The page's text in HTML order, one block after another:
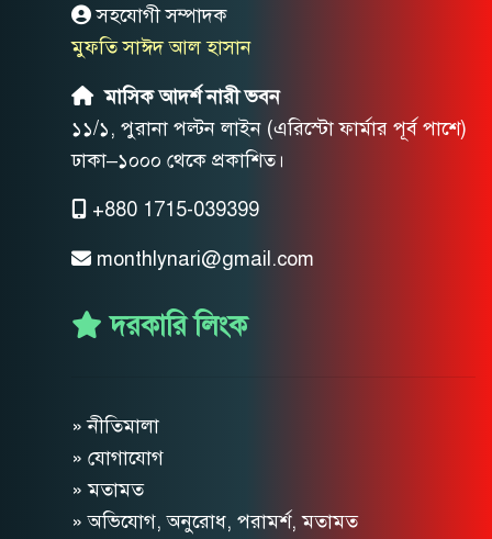
সহযোগী সম্পাদক
মুফতি সাঈদ আল হাসান
মাসিক আদর্শ নারী ভবন
১১/১, পুরানা পল্টন লাইন (এরিস্টো ফার্মার পূর্ব পাশে)
ঢাকা–১০০০ থেকে প্রকাশিত।
+880 1715-039399
monthlynari@gmail.com
দরকারি লিংক
» নীতিমালা
» যোগাযোগ
» মতামত
» অভিযোগ, অনুরোধ, পরামর্শ, মতামত